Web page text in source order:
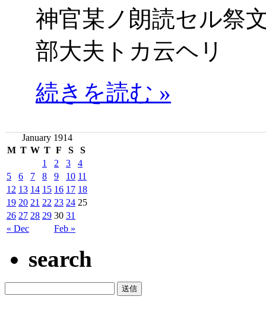
神官某ノ朗読セル祭
部大夫トカ云ヘリ
続きを読む »
January 1914
M T W T F S S
« Dec Feb »
1 2 3
4
5
6 7 8 9 10 11
12 13 14 15 16 17 18
19 20 21 22 23 24 25
26 27 28 29 30 31
search